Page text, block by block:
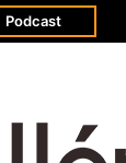
Podcast